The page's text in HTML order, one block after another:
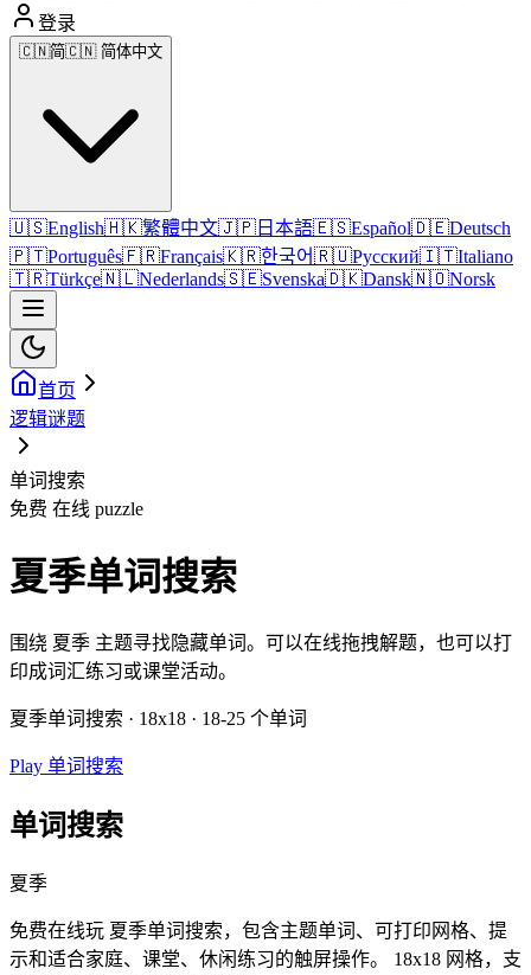
登录
🇨🇳简🇨🇳 简体中文
🇺🇸English🇭🇰繁體中文🇯🇵 日本語🇪🇸Español🇩🇪Deutsch
🇵🇹Português🇫🇷Français🇰🇷한국어🇷🇺Русский🇮🇹Italiano
🇹🇷Türkçe🇳🇱Nederlands🇸🇪Svenska🇩🇰Dansk🇳🇴Norsk
首页
逻辑谜题
单词搜索
免费 在线 puzzle
夏季单词搜索
围绕 夏季 主题寻找隐藏单词。可以在线拖拽解题，也可以打
印成词汇练习或课堂活动。
夏季单词搜索 · 18x18 · 18-25 个单词
Play 单词搜索
单词搜索
夏季
免费在线玩 夏季单词搜索，包含主题单词、可打印网格、提
示和适合家庭、课堂、休闲练习的触屏操作。
18x18 网格，支